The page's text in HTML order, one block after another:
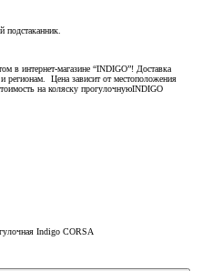
подстаканник.
интернет-магазине “INDIGO”! Доставка
регионам. Цена зависит от местоположения
на коляску прогулочнуюINDIGO
Indigo CORSA